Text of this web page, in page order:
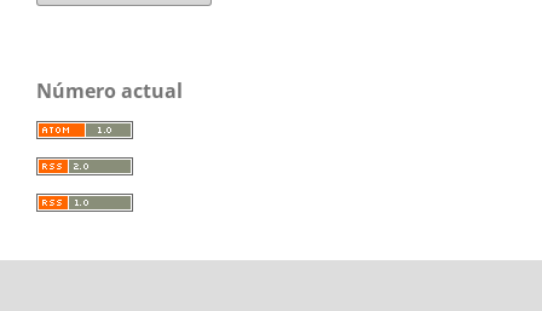
Número actual